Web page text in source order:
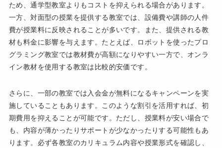
ため、通学型教室よりもコストを抑えられる場合があります。
一方、対面型の授業を提供する教室では、設備費や講師の人件
費が授業料に反映されることが多いです。また、提供される教
材も料金に影響を与えます。たとえば、ロボットを使ったプロ
グラミング教室では教材費が高額になりやすい一方で、オンラ
イン教材を使用する教室は比較的安価です。
さらに、一部の教室では入会金が無料になるキャンペーンを実
施していることもあります。このような割引を活用すれば、初
期費用を抑えることが可能です。ただし、授業料が安い場合で
も、内容が薄かったりサポートが少なかったりする可能性もあ
ります。必ず各教室のカリキュラム内容や授業形式を確認し、